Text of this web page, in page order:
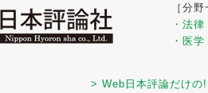
［分野
・法律
・医学
> Web日本評論だけの